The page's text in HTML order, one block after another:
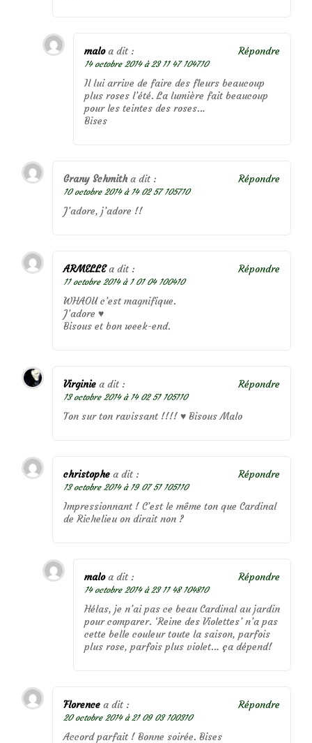
malo a dit :
14 octobre 2014 à 23 11 47 104710
Il lui arrive de faire des fleurs beaucoup
plus roses l’été. La lumière fait beaucoup
pour les teintes des roses…
Bises
Répondre
Grany Schmith a dit :
10 octobre 2014 à 14 02 57 105710
J’adore, j’adore !!
Répondre
ARMELLE a dit :
11 octobre 2014 à 1 01 04 100410
WHAOU c’est magnifique.
J’adore ♥
Bisous et bon week-end.
Répondre
Virginie a dit :
13 octobre 2014 à 14 02 51 105110
Ton sur ton ravissant !!!! ♥ Bisous Malo
Répondre
christophe a dit :
13 octobre 2014 à 19 07 51 105110
Impressionnant ! C’est le même ton que Cardinal
de Richelieu on dirait non ?
Répondre
malo a dit :
14 octobre 2014 à 23 11 48 104810
Hélas, je n’ai pas ce beau Cardinal au jardin
pour comparer. ‘Reine des Violettes’ n’a pas
cette belle couleur toute la saison, parfois
plus rose, parfois plus violet… ça dépend!
Répondre
Florence a dit :
20 octobre 2014 à 21 09 03 100310
Accord parfait ! Bonne soirée. Bises
Répondre